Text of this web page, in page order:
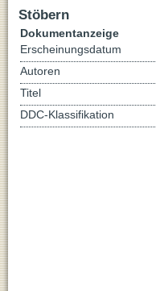
Stöbern
Dokumentanzeige
Erscheinungsdatum
Autoren
Titel
DDC-Klassifikation